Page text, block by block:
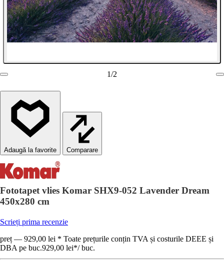
1/2
Comparare
Fototapet vlies Komar SHX9-052 Lavender Dream
450x280 cm
Scrieți prima recenzie
preț — 929,00 lei * Toate prețurile conțin TVA și costurile DEEE și
DBA pe buc.929,00 lei*/ buc.